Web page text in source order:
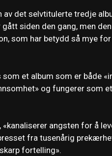
det selvtitulerte tredje
gått siden den gang, men
som har betydd så mye
som et album som er både
og fungerer som
angsten for å
fra tusenårig
fortelling».